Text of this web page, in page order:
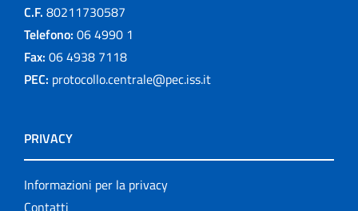
C.F. 80211730587
Telefono: 06 4990 1
Fax: 06 4938 7118
PEC: protocollo.centrale@pec.iss.it
PRIVACY
Informazioni per la privacy
Contatti